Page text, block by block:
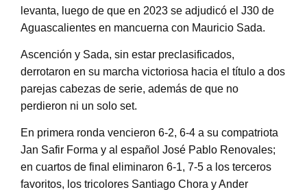
levanta, luego de que en 2023 se adjudicó el J30 de
Aguascalientes en mancuerna con Mauricio Sada.
Ascención y Sada, sin estar preclasificados,
derrotaron en su marcha victoriosa hacia el título a dos
parejas cabezas de serie, además de que no
perdieron ni un solo set.
En primera ronda vencieron 6-2, 6-4 a su compatriota
Jan Safir Forma y al español José Pablo Renovales;
en cuartos de final eliminaron 6-1, 7-5 a los terceros
favoritos, los tricolores Santiago Chora y Ander